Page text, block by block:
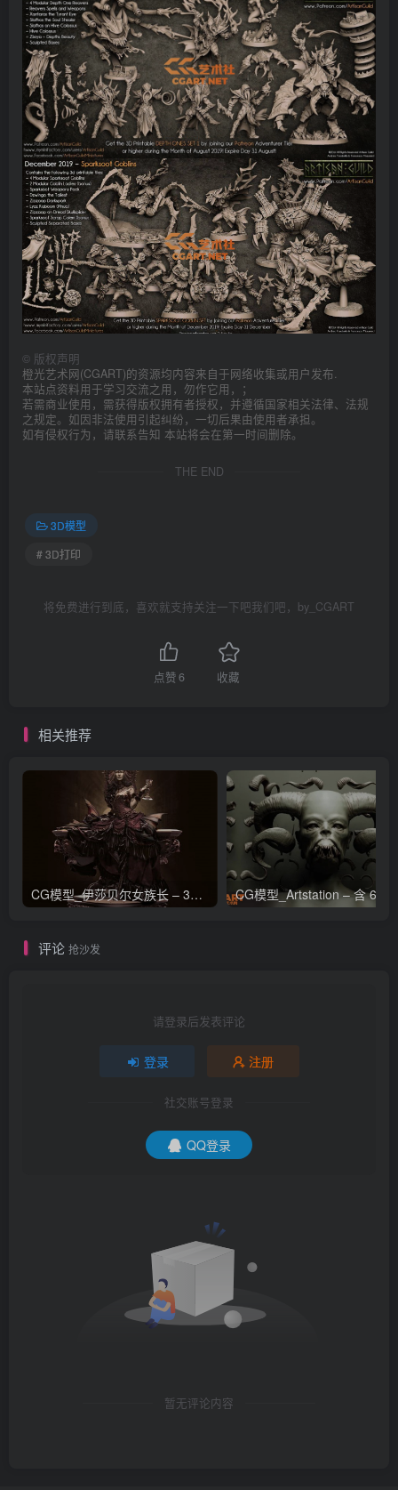
© 版权声明
橙光艺术网(CGART)的资源均内容来自于网络收集或用户发布.
本站点资料用于学习交流之用，勿作它用，；
若需商业使用，需获得版权拥有者授权，并遵循国家相关法律、法规
之规定。如因非法使用引起纠纷，一切后果由使用者承担。
如有侵权行为，请联系告知 本站将会在第一时间删除。
THE END
3D模型
# 3D打印
将免费进行到底，喜欢就支持关注一下吧我们吧，by_CGART
点赞6 收藏
相关推荐
CG模型_伊莎贝尔女族长 – 3D 模型_CGART_模型下载
评论 抢沙发
请登录后发表评论
登录 注册
社交账号登录
QQ登录
暂无评论内容